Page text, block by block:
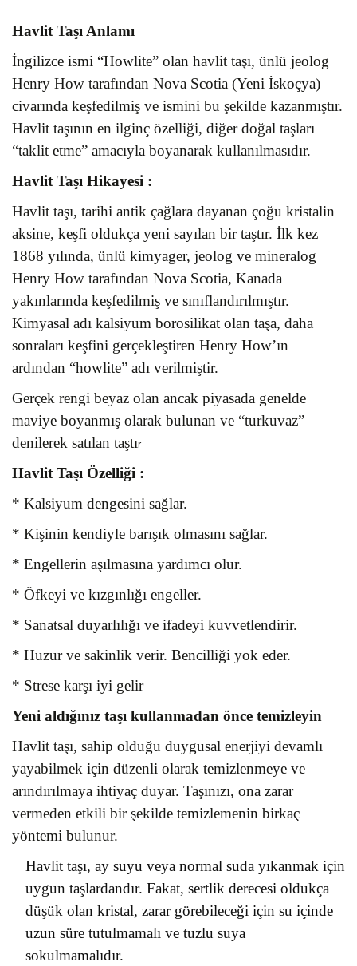
Havlit Taşı Anlamı
İngilizce ismi “Howlite” olan havlit taşı, ünlü jeolog
Henry How tarafından Nova Scotia (Yeni İskoçya)
civarında keşfedilmiş ve ismini bu şekilde kazanmıştır.
Havlit taşının en ilginç özelliği, diğer doğal taşları
“taklit etme” amacıyla boyanarak kullanılmasıdır.
Havlit Taşı Hikayesi :
Havlit taşı, tarihi antik çağlara dayanan çoğu kristalin
aksine, keşfi oldukça yeni sayılan bir taştır. İlk kez
1868 yılında, ünlü kimyager, jeolog ve mineralog
Henry How tarafından Nova Scotia, Kanada
yakınlarında keşfedilmiş ve sınıflandırılmıştır.
Kimyasal adı kalsiyum borosilikat olan taşa, daha
sonraları keşfini gerçekleştiren Henry How’ın
ardından “howlite” adı verilmiştir.
Gerçek rengi beyaz olan ancak piyasada genelde
maviye boyanmış olarak bulunan ve “turkuvaz”
denilerek satılan taştır
Havlit Taşı Özelliği :
* Kalsiyum dengesini sağlar.
* Kişinin kendiyle barışık olmasını sağlar.
* Engellerin aşılmasına yardımcı olur.
* Öfkeyi ve kızgınlığı engeller.
* Sanatsal duyarlılığı ve ifadeyi kuvvetlendirir.
* Huzur ve sakinlik verir. Bencilliği yok eder.
* Strese karşı iyi gelir
Yeni aldığınız taşı kullanmadan önce temizleyin
Havlit taşı, sahip olduğu duygusal enerjiyi devamlı
yayabilmek için düzenli olarak temizlenmeye ve
arındırılmaya ihtiyaç duyar. Taşınızı, ona zarar
vermeden etkili bir şekilde temizlemenin birkaç
yöntemi bulunur.
Havlit taşı, ay suyu veya normal suda yıkanmak için
uygun taşlardandır. Fakat, sertlik derecesi oldukça
düşük olan kristal, zarar görebileceği için su içinde
uzun süre tutulmamalı ve tuzlu suya
sokulmamalıdır.